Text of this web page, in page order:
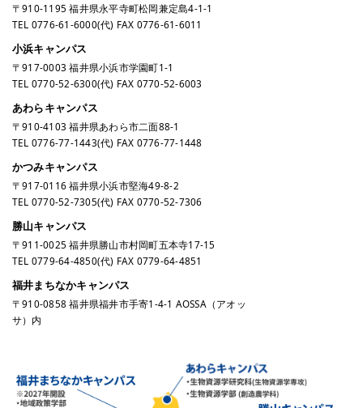
〒910-1195 福井県永平寺町松岡兼定島4-1-1
TEL 0776-61-6000(代) FAX 0776-61-6011
小浜キャンパス
〒917-0003 福井県小浜市学園町1-1
TEL 0770-52-6300(代) FAX 0770-52-6003
あわらキャンパス
〒910-4103 福井県あわら市二面88-1
TEL 0776-77-1443(代) FAX 0776-77-1448
かつみキャンパス
〒917-0116 福井県小浜市堅海49-8-2
TEL 0770-52-7305(代) FAX 0770-52-7306
勝山キャンパス
〒911-0025 福井県勝山市村岡町五本寺17-15
TEL 0779-64-4850(代) FAX 0779-64-4851
福井まちなかキャンパス
〒910-0858 福井県福井市手寄1-4-1 AOSSA（アオッ
サ）内